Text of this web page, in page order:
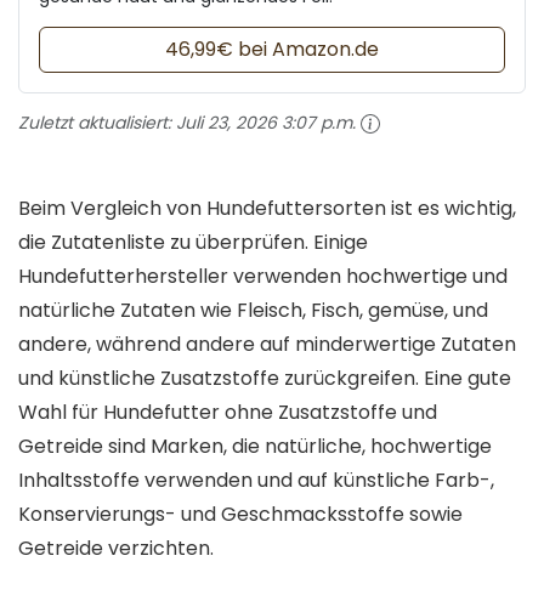
46,99€ bei Amazon.de
Zuletzt aktualisiert: Juli 23, 2026 3:07 p.m.
Beim Vergleich von Hundefuttersorten ist es wichtig,
die Zutatenliste zu überprüfen. Einige
Hundefutterhersteller verwenden hochwertige und
natürliche Zutaten wie Fleisch, Fisch, gemüse, und
andere, während andere auf minderwertige Zutaten
und künstliche Zusatzstoffe zurückgreifen. Eine gute
Wahl für Hundefutter ohne Zusatzstoffe und
Getreide sind Marken, die natürliche, hochwertige
Inhaltsstoffe verwenden und auf künstliche Farb-,
Konservierungs- und Geschmacksstoffe sowie
Getreide verzichten.